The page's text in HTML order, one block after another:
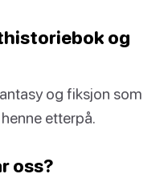
og
og fiksjon som
etterpå.
oss?